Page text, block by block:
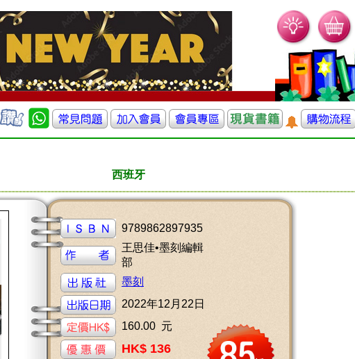
西班牙
9789862897935
王思佳•墨刻編輯
部
墨刻
2022年12月22日
160.00 元
HK$ 136